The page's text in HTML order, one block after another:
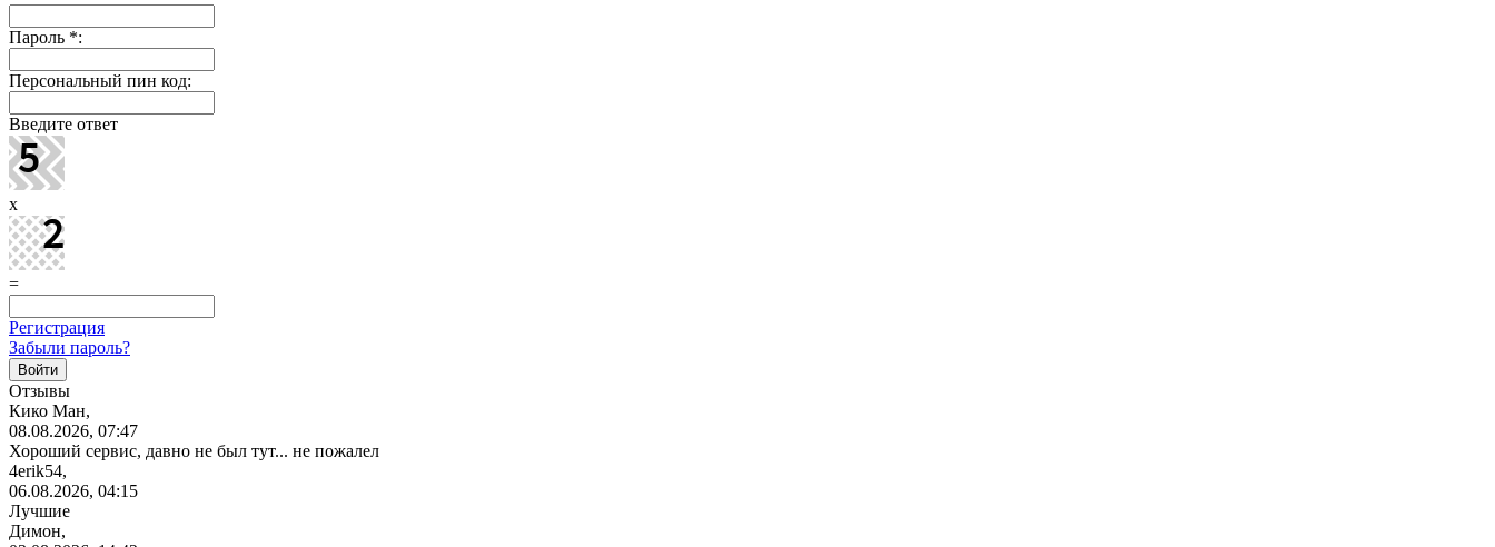
Пароль *:
Персональный пин код:
Введите ответ
x
=
Регистрация
Забыли пароль?
Отзывы
Кико Ман,
08.08.2026, 07:47
Хороший сервис, давно не был тут... не пожалел
4erik54,
06.08.2026, 04:15
Лучшие
Димон,